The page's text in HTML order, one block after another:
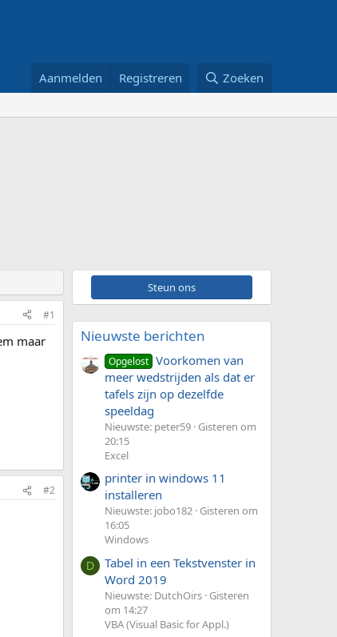
Aanmelden Registreren Zoeken
#1
maar
#2
Steun ons
Nieuwste berichten
Opgelost Voorkomen van
meer wedstrijden als dat er
tafels zijn op dezelfde
speeldag
Nieuwste: peter59 Gisteren om
20:15
Excel
printer in windows 11
installeren
Nieuwste: jobo182 Gisteren om
16:05
Windows
D
Tabel in een Tekstvenster in
Word 2019
Nieuwste: DutchOirs Gisteren
om 14:27
VBA (Visual Basic for Appl.)